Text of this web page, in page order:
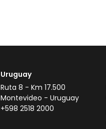
Uruguay
Ruta 8 - Km 17.500
Montevideo - Uruguay
+598 2518 2000